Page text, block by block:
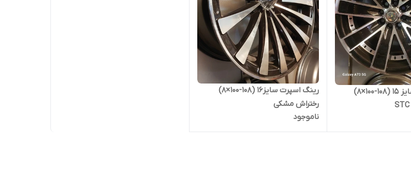
رینگ اسپرت سایز ۱۵ (۱۰۸-۱۰۰×۸)
رینگ اسپرت سایز۱۶ (۱۰۸-۱۰۰×۸)
رختراش مشکی
ناموجود